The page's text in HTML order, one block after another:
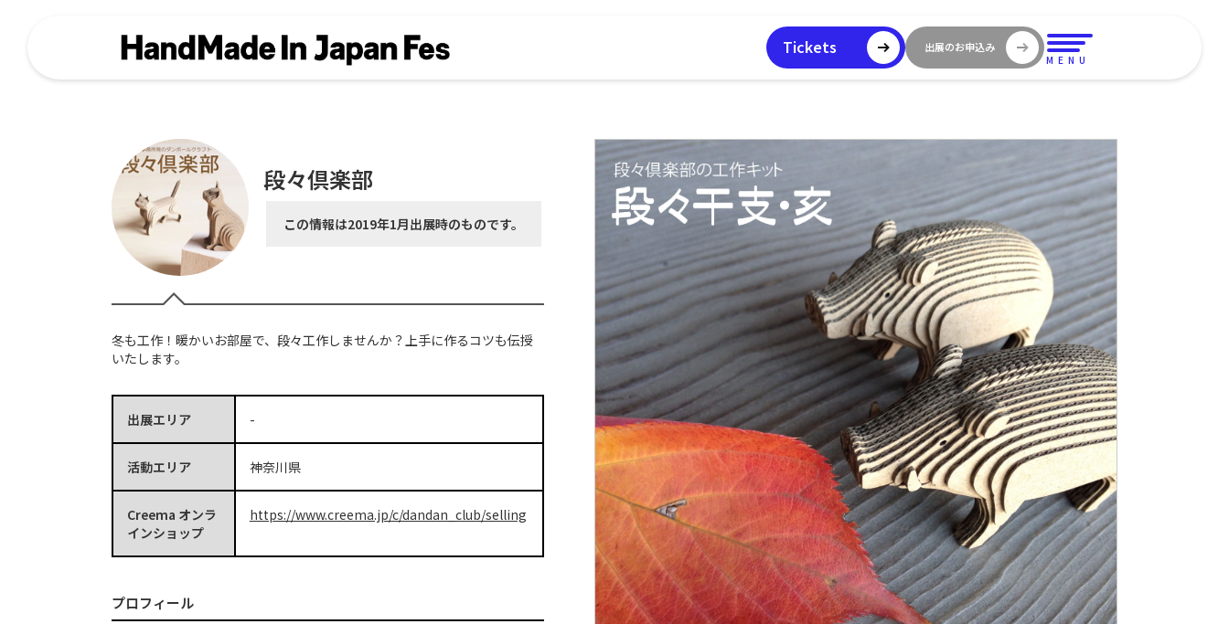
Tickets 出展のお申込み
MENU
段々倶楽部
この情報は2019年1月出展時のものです。
冬も工作！暖かいお部屋で、段々工作しませんか？上手に作るコツも伝授
いたします。
出展エリア -
活動エリア 神奈川県
Creema オンラ
インショップ
https://www.creema.jp/c/dandan_club/selling
プロフィール